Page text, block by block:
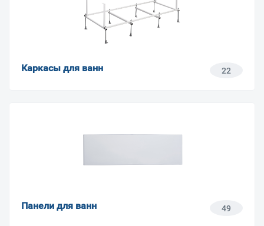
Каркасы для ванн 22
Панели для ванн 49